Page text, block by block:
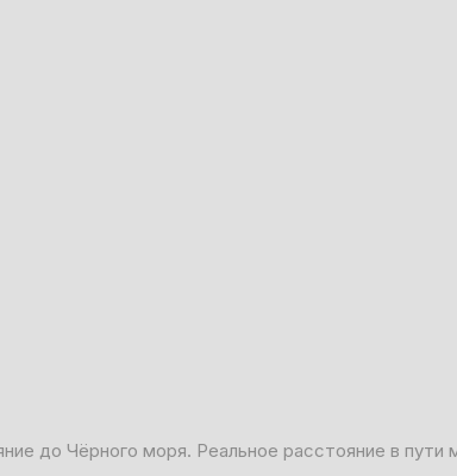
до Чёрного моря. Реальное расстояние в